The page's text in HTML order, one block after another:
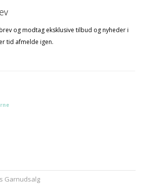
og modtag eksklusive tilbud og nyheder i
tid afmelde igen.
Garnudsalg